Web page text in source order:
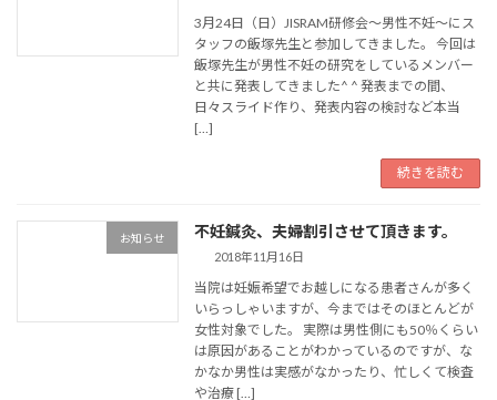
3月24日（日）JISRAM研修会〜男性不妊〜にス
タッフの飯塚先生と参加してきました。 今回は
飯塚先生が男性不妊の研究をしているメンバー
と共に発表してきました^ ^ 発表までの間、
日々スライド作り、発表内容の検討など本当
[…]
続きを読む
お知らせ 不妊鍼灸、夫婦割引させて頂きます。
2018年11月16日
当院は妊娠希望でお越しになる患者さんが多く
いらっしゃいますが、今まではそのほとんどが
女性対象でした。 実際は男性側にも50％くらい
は原因があることがわかっているのですが、な
かなか男性は実感がなかったり、忙しくて検査
や治療 […]